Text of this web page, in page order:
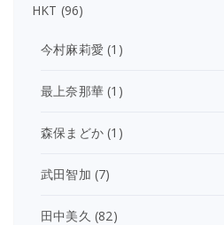
HKT (96)
今村麻莉愛 (1)
最上奈那華 (1)
森保まどか (1)
武田智加 (7)
田中美久 (82)